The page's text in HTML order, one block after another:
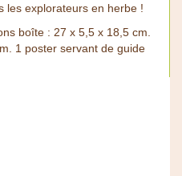
les explorateurs en herbe !
boîte : 27 x 5,5 x 18,5 cm.
1 poster servant de guide